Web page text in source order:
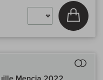
In
Mencia 2022